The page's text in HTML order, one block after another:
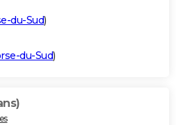
du-Sud)
du-Sud)